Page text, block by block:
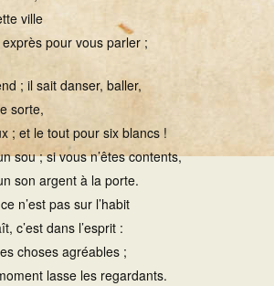
ville
pour vous parler ;
; il sait danser, baller,
sorte,
; et le tout pour six blancs !
sou ; si vous n’êtes contents,
son argent à la porte.
n’est pas sur l’habit
c’est dans l’esprit :
choses agréables ;
lasse les regardants.